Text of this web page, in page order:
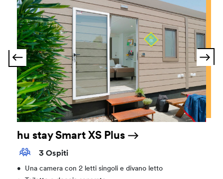
hu stay Smart XS Plus
3 Ospiti
•
Una camera con 2 letti singoli e divano letto